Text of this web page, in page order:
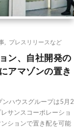
プレスリリースなど
ン、自社開発の
アマゾンの置き
ハウスグループは5月2
サンスコーポレーショ
ションで置き配を可能